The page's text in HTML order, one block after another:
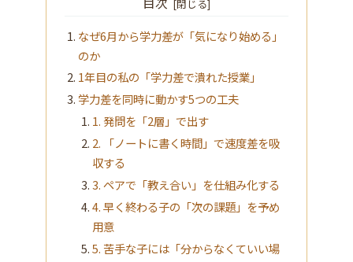
なぜ6月から学力差が「気になり始める」
のか
1年目の私の「学力差で潰れた授業」
学力差を同時に動かす5つの工夫
1. 発問を「2層」で出す
2. 「ノートに書く時間」で速度差を吸
収する
3. ペアで「教え合い」を仕組み化する
4. 早く終わる子の「次の課題」を予め
用意
5. 苦手な子には「分からなくていい場